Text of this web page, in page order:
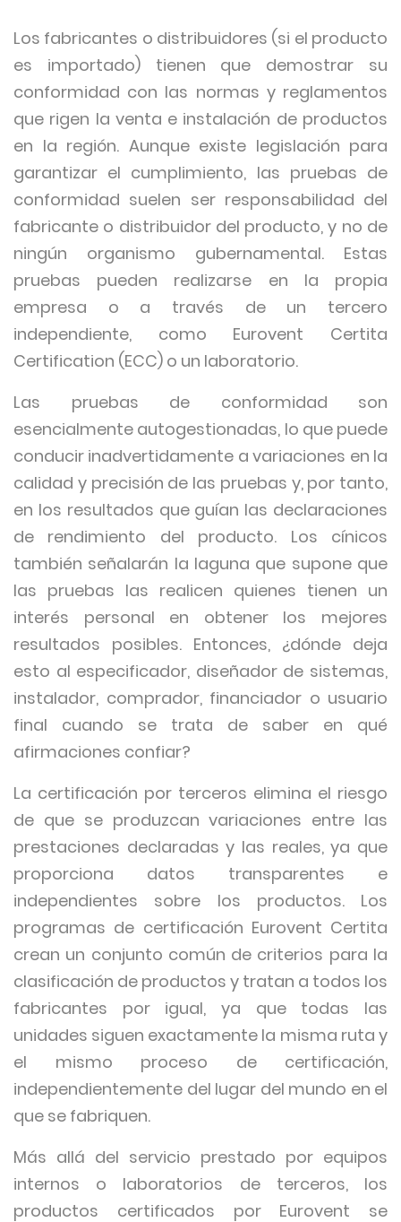
Los fabricantes o distribuidores (si el producto
es importado) tienen que demostrar su
conformidad con las normas y reglamentos
que rigen la venta e instalación de productos
en la región. Aunque existe legislación para
garantizar el cumplimiento, las pruebas de
conformidad suelen ser responsabilidad del
fabricante o distribuidor del producto, y no de
ningún organismo gubernamental. Estas
pruebas pueden realizarse en la propia
empresa o a través de un tercero
independiente, como Eurovent Certita
Certification (ECC) o un laboratorio.
Las pruebas de conformidad son
esencialmente autogestionadas, lo que puede
conducir inadvertidamente a variaciones en la
calidad y precisión de las pruebas y, por tanto,
en los resultados que guían las declaraciones
de rendimiento del producto. Los cínicos
también señalarán la laguna que supone que
las pruebas las realicen quienes tienen un
interés personal en obtener los mejores
resultados posibles. Entonces, ¿dónde deja
esto al especificador, diseñador de sistemas,
instalador, comprador, financiador o usuario
final cuando se trata de saber en qué
afirmaciones confiar?
La certificación por terceros elimina el riesgo
de que se produzcan variaciones entre las
prestaciones declaradas y las reales, ya que
proporciona datos transparentes e
independientes sobre los productos. Los
programas de certificación Eurovent Certita
crean un conjunto común de criterios para la
clasificación de productos y tratan a todos los
fabricantes por igual, ya que todas las
unidades siguen exactamente la misma ruta y
el mismo proceso de certificación,
independientemente del lugar del mundo en el
que se fabriquen.
Más allá del servicio prestado por equipos
internos o laboratorios de terceros, los
productos certificados por Eurovent se